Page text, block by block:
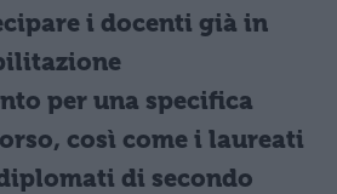
i docenti già in
per una specifica
così come i laureati
di secondo